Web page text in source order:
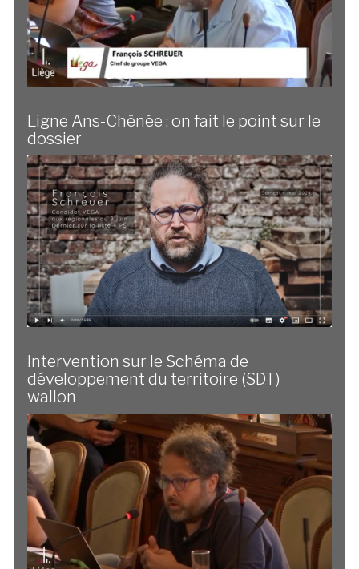
Ligne Ans-Chênée : on fait le point sur le
dossier
Intervention sur le Schéma de
développement du territoire (SDT)
wallon